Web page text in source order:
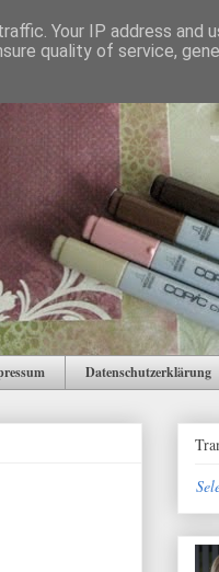
Datenschutzerklärung
Your IP address and
quality of service,